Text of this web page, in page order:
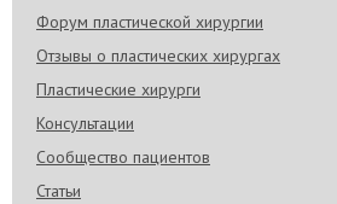
Форум пластической хирургии
Отзывы о пластических хирургах
Пластические хирурги
Консультации
Сообщество пациентов
Статьи